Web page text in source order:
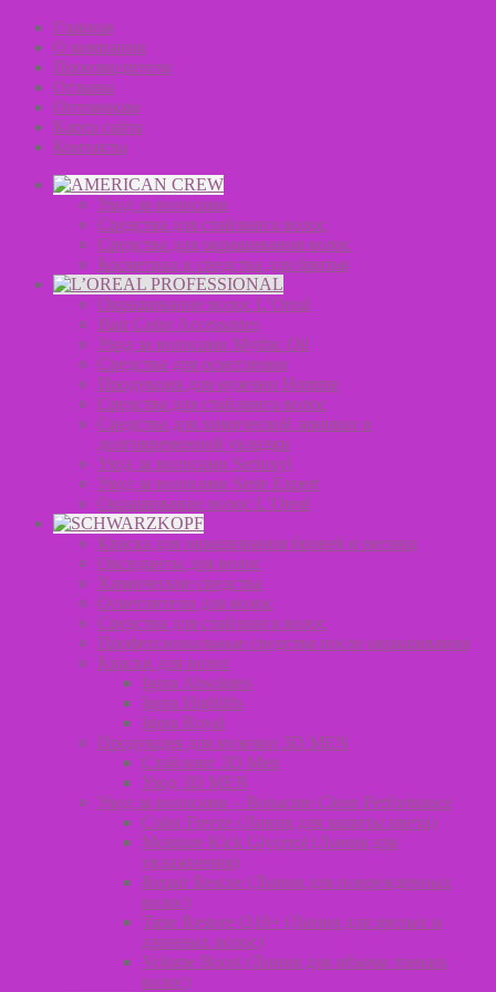
Главная
О компании
Производители
Отзывы
Оптовикам
Карта сайта
Контакты
Уход за волосами
Средства для стайлинга волос
Средства для окрашивания волос
Косметика и средства для бритья
Окрашивание волос L’Oreal
Hair Color Accessories
Уход за волосами Mythic Oil
Средства для осветления
Продукция для мужчин Homme
Средства для стайлинга волос
Средства для химической завивки и
долговременной укладки
Уход за волосами Serioxyl
Уход за волосами Serie Expert
Окрашивание волос L’Oreal
Краска для окрашивания бровей и ресниц
Оксиданты для волос
Химические средства
Осветлители для волос
Средства для стайлинга волос
Профессиональные средства после окрашивания
Краски для волос
Igora Absolutes
Igora Highlifts
Igora Royal
Продукция для мужчин 3D MEN
Стайлинг 3D Men
Уход 3D MEN
Уход за волосами – Bonacure Clean Performance
Color Freeze (Линия для защиты цвета)
Moisture Kick Glycerol (Линия для
увлажнения)
Repair Rescue (Линия для поврежденных
волос)
Time Restore Q10+ (Линия для зрелых и
длинных волос)
Volume Boost (Линия для объема тонких
волос)